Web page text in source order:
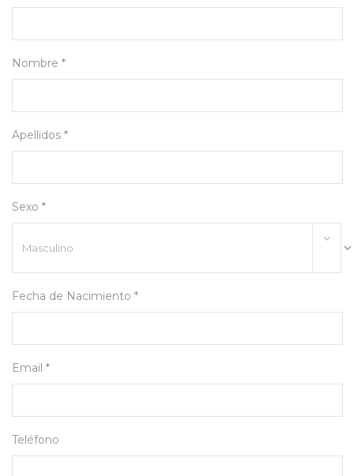
Nombre *
Apellidos *
Sexo *
Fecha de Nacimiento *
Email *
Teléfono